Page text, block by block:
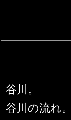
谷川。
谷川の流れ。